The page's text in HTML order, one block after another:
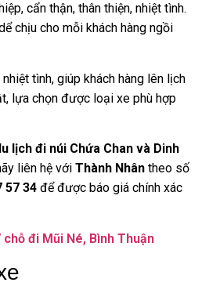
cẩn thận, thân thiện, nhiệt tình.
chịu cho mỗi khách hàng ngồi
tình, giúp khách hàng lên lịch
lựa chọn được loại xe phù hợp
lịch đi núi Chứa Chan và Dinh
liên hệ với Thành Nhân theo số
57 34 để được báo giá chính xác
đi Mũi Né, Bình Thuận